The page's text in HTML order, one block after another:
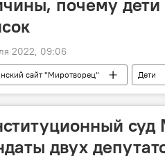
2022, 09:06
сайт "Миротворец" Дети
двух